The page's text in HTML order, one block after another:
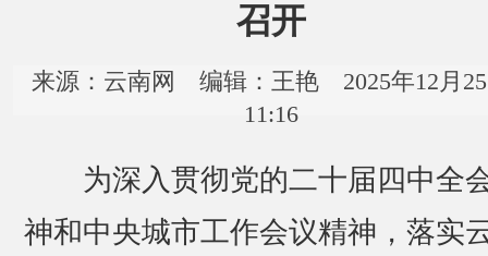
召开
来源：云南网 编辑：王艳 2025年12月
11:16
为深入贯彻党的二十届四中全
神和中央城市工作会议精神，落实